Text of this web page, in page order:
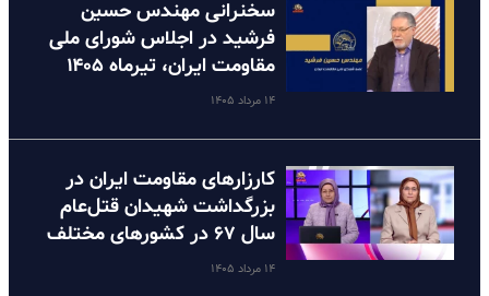
سخنرانی مهندس حسین
فرشید در اجلاس شورای ملی
مقاومت ایران، تیرماه ۱۴۰۵
۱۴ مرداد ۱۴۰۵
کارزارهای مقاومت ایران در
بزرگداشت شهیدان قتل‌عام
سال ۶۷ در کشورهای مختلف
۱۴ مرداد ۱۴۰۵